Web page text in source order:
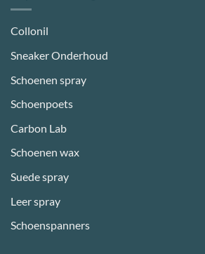
Collonil
Sneaker Onderhoud
Schoenen spray
Schoenpoets
Carbon Lab
Schoenen wax
Suede spray
Leer spray
Schoenspanners